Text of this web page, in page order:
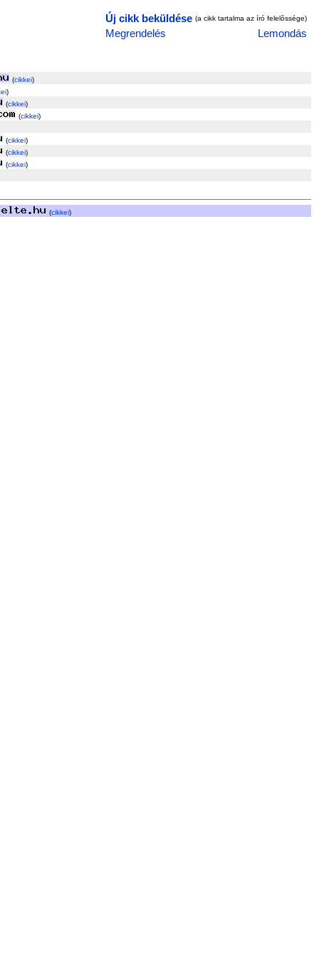
Új cikk beküldése (a cikk tartalma az író felelõssége)
Megrendelés Lemondás
(cikkei)
)
(cikkei)
(cikkei)
(cikkei)
(cikkei)
(cikkei)
(cikkei)